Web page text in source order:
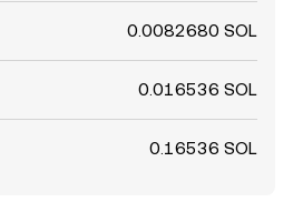
0.0082680 SOL
0.016536 SOL
0.16536 SOL